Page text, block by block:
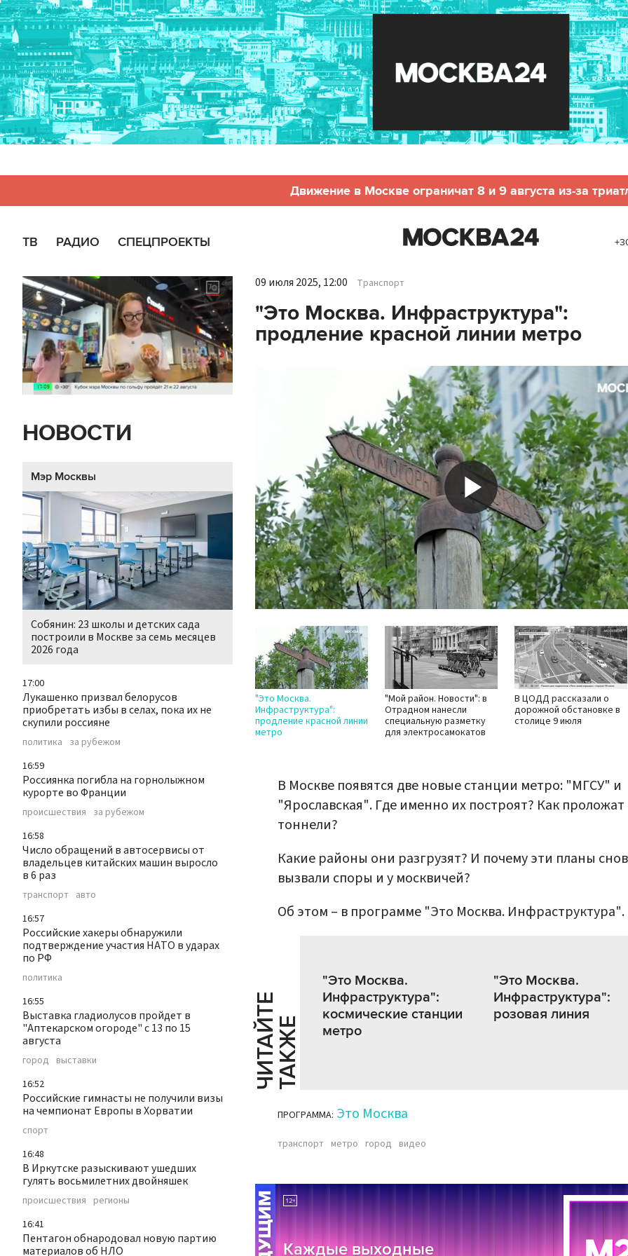
Движение в Москве ограничат 8 и 9 августа из-за
ТВ РАДИО СПЕЦПРОЕКТЫ
НОВОСТИ
Мэр Москвы
Собянин: 23 школы и детских сада
построили в Москве за семь месяцев
2026 года
17:00
Лукашенко призвал белорусов
приобретать избы в селах, пока их не
скупили россияне
политика за рубежом
16:59
Россиянка погибла на горнолыжном
курорте во Франции
происшествия за рубежом
16:58
Число обращений в автосервисы от
владельцев китайских машин выросло
в 6 раз
транспорт авто
16:57
Российские хакеры обнаружили
подтверждение участия НАТО в ударах
по РФ
политика
16:55
Выставка гладиолусов пройдет в
"Аптекарском огороде" с 13 по 15
августа
город выставки
16:52
Российские гимнасты не получили визы
на чемпионат Европы в Хорватии
спорт
16:48
В Иркутске разыскивают ушедших
гулять восьмилетних двойняшек
происшествия регионы
16:41
Пентагон обнародовал новую партию
материалов об НЛО
09 июля 2025, 12:00 Транспорт
"Это Москва. Инфраструктура":
продление красной линии метро
Play
Video
"Это Москва.
Инфраструктура":
продление красной линии
метро
"Мой район. Новости": в
Отрадном нанесли
специальную разметку
для электросамокатов
В ЦОДД рассказали о
дорожной обстановке в
столице 9 июля
В Москве появятся две новые станции метро: "МГСУ" и
"Ярославская". Где именно их построят? Как проложат
тоннели?
Какие районы они разгрузят? И почему эти планы
вызвали споры и у москвичей?
Об этом – в программе "Это Москва. Инфраструктура".
Ч
И
Т
АЙ
Т
Е
Т
А
К
ЖЕ
"Это Москва.
Инфраструктура":
космические станции
метро
"Это Москва.
Инфраструктура":
розовая линия
ПРОГРАММА: Это Москва
транспорт метро город видео